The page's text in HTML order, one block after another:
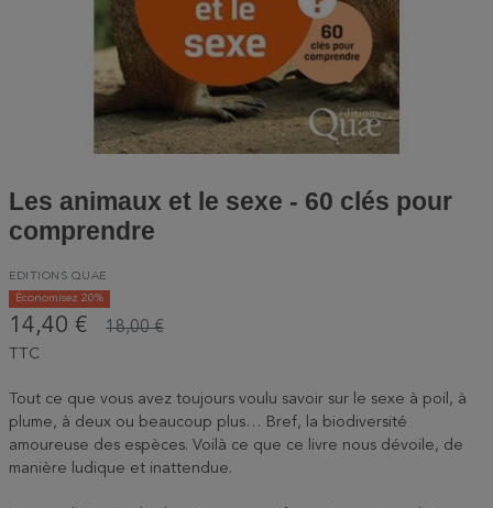
Les animaux et le sexe - 60 clés pour
comprendre
EDITIONS QUAE
Économisez 20%
14,40 € 18,00 €
TTC
Tout ce que vous avez toujours voulu savoir sur le sexe à poil, à
plume, à deux ou beaucoup plus… Bref, la biodiversité
amoureuse des espèces. Voilà ce que ce livre nous dévoile, de
manière ludique et inattendue.